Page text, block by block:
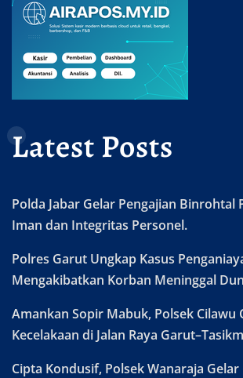
Latest Posts
Polda Jabar Gelar Pengajian Binrohtal
Iman dan Integritas Personel.
Polres Garut Ungkap Kasus
Mengakibatkan Korban Meninggal
Amankan Sopir Mabuk, Polsek Cilawu
Kecelakaan di Jalan Raya
Cipta Kondusif, Polsek Wanaraja